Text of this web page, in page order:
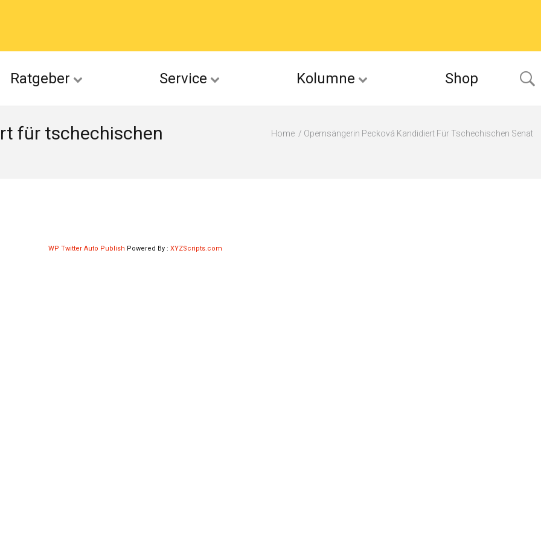
Ratgeber Service Kolumne Shop
für tschechischen
Home Opernsängerin Pecková Kandidiert Für Tschechischen Senat
WP Twitter Auto Publish Powered By : XYZScripts.com